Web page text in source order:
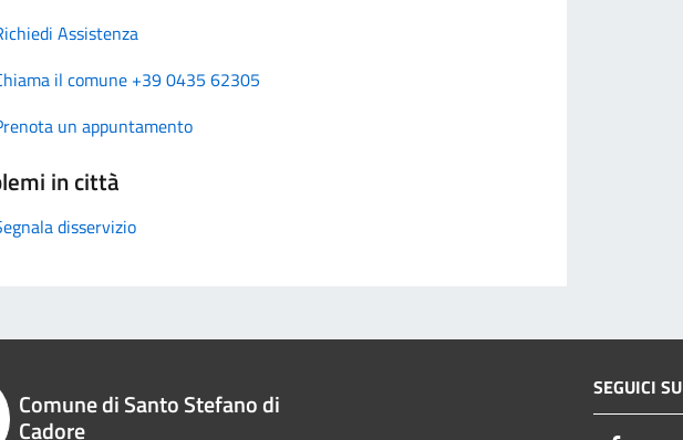
Assistenza
il comune +39 0435 62305
un appuntamento
in città
disservizio
Comune di Santo Stefano di
Cadore
SEGUICI SU